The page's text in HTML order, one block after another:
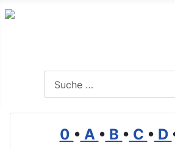
0 • A • B • C • D